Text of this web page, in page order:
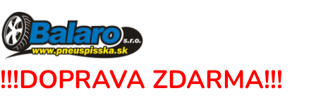
!!!DOPRAVA ZDARMA!!!